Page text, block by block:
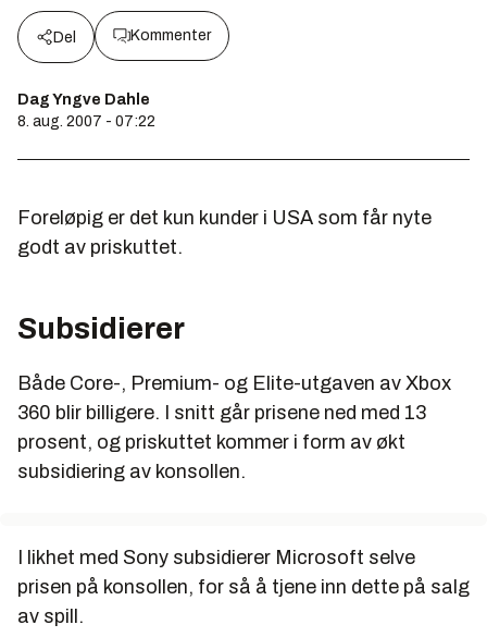
Del Kommenter
Dag Yngve Dahle
8. aug. 2007 - 07:22
Foreløpig er det kun kunder i USA som får nyte
godt av priskuttet.
Subsidierer
Både Core-, Premium- og Elite-utgaven av Xbox
360 blir billigere. I snitt går prisene ned med 13
prosent, og priskuttet kommer i form av økt
subsidiering av konsollen.
I likhet med Sony subsidierer Microsoft selve
prisen på konsollen, for så å tjene inn dette på salg
av spill.